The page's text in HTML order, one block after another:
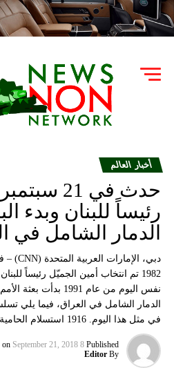
أخبار العالم
حدث في 21
رئيساً للبنان وبدء
الدمار الشامل في
1982 تم انتخاب أمين الجميّل رئيساً
نفس اليوم من عام 1991
الدمار الشامل في العراق، فيما يلي
في مثل هذا اليوم. 1916 استسلام الحامية التركية في…
Published
8 years ago
on September 21, 2018
By
Editor